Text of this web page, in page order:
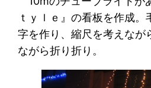
ｔｙｌｅ』の看板を作成
字を作り、縮尺を考えなが
ながら折り折り。